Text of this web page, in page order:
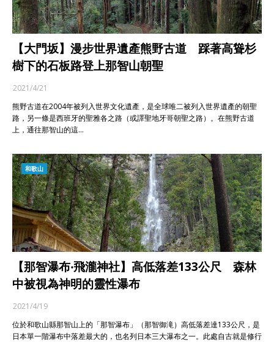
【大門坂】漫步世界遺產熊野古道 踩著高聳杉
樹下的石板路登上那智山朝聖
2021/4/21
熊野古道在2004年被列入世界文化遺產，是全球唯二被列入世界遺產的朝聖
路，另一條是西班牙的聖雅各之路（或譯聖地牙哥朝聖之路）。在熊野古道
上，通往那智山的這…
和歌山
【那智瀑布‧飛瀧神社】高低落差133公尺 森林
中被視為神明的靈性瀑布
2021/4/19
位於和歌山縣那智山上的「那智瀑布」（那智御滝）高低落差達133公尺，是
日本單一階瀑布中落差最大的，也名列日本三大瀑布之一。此處自古就是修行